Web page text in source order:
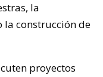
la
la construcción de
proyectos